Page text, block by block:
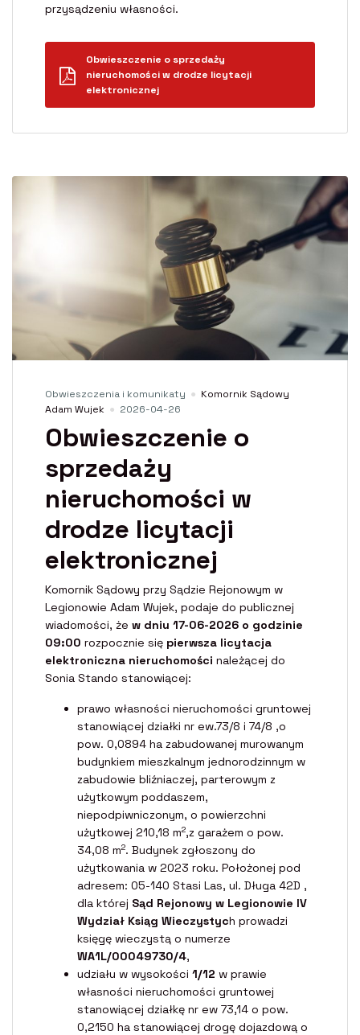
przysądzeniu własności.
Obwieszczenie o sprzedaży
nieruchomości w drodze licytacji
elektronicznej
Obwieszczenia i komunikaty
Komornik Sądowy
Adam Wujek
2026-04-26
Obwieszczenie o
sprzedaży
nieruchomości w
drodze licytacji
elektronicznej
Komornik Sądowy przy Sądzie Rejonowym w
Legionowie Adam Wujek, podaje do publicznej
wiadomości, że w dniu 17-06-2026 o godzinie
09:00 rozpocznie się pierwsza licytacja
elektroniczna nieruchomości należącej do
Sonia Stando stanowiącej:
prawo własności nieruchomości gruntowej
stanowiącej działki nr ew.73/8 i 74/8 ,o
pow. 0,0894 ha zabudowanej murowanym
budynkiem mieszkalnym jednorodzinnym w
zabudowie bliźniaczej, parterowym z
użytkowym poddaszem,
niepodpiwniczonym, o powierzchni
użytkowej 210,18 m2,z garażem o pow.
34,08 m2. Budynek zgłoszony do
użytkowania w 2023 roku. Położonej pod
adresem: 05-140 Stasi Las, ul. Długa 42D ,
dla której Sąd Rejonowy w Legionowie IV
Wydział Ksiąg Wieczystych prowadzi
księgę wieczystą o numerze
WA1L/00049730/4,
udziału w wysokości 1/12 w prawie
własności nieruchomości gruntowej
stanowiącej działkę nr ew 73,14 o pow.
0,2150 ha stanowiącej drogę dojazdową o